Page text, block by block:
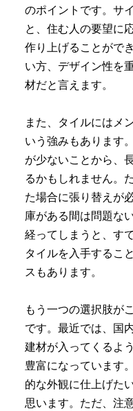
のポイントです。サ
と、住む人の要望に
作り上げることがで
い方、デザイン性を
材だと言えます。
また、タイルにはメ
いう強みもあります
が少ないことから、
るかもしれません。
た場合に張り替えが
庫がある間は問題な
経ってしまうと、す
タイルを入手するこ
スもあります。
もう一つの選択肢が
です。最近では、国
建材が入ってくるよ
豊富になっています
的な外観に仕上げた
思います。ただ、注